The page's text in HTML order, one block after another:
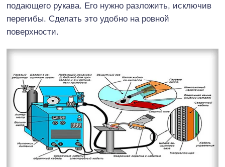
подающего рукава. Его нужно разложить, исключив
перегибы. Сделать это удобно на ровной
поверхности.